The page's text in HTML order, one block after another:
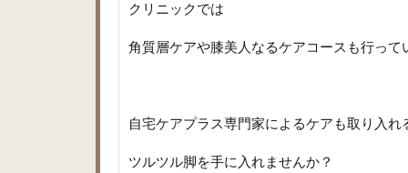
クリニックでは
角質層ケアや膝美人なるケアコースも行って
自宅ケアプラス専門家によるケアも取り入れ
ツルツル脚を手に入れませんか？